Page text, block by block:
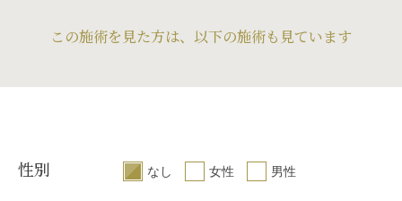
この施術を見た方は、以下の施術も見ています
性別 なし 女性 男性